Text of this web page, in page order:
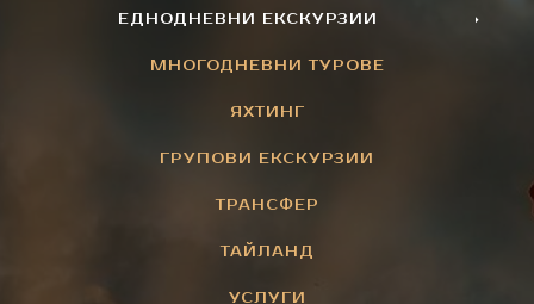
ЕДНОДНЕВНИ ЕКСКУРЗИИ
МНОГОДНЕВНИ ТУРОВЕ
ЯХТИНГ
ГРУПОВИ ЕКСКУРЗИИ
ТРАНСФЕР
ТАЙЛАНД
УСЛУГИ